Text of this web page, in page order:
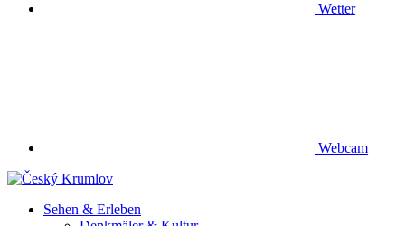
Wetter
Webcam
Sehen & Erleben